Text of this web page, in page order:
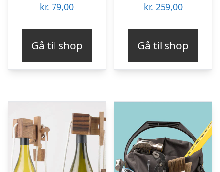
kr. 79,00
Gå til shop
kr. 259,00
Gå til shop